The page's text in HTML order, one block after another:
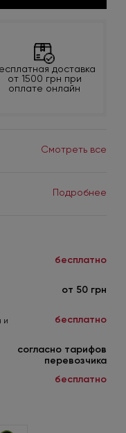
доставка
от 1500 грн при
оплате онлайн
Смотреть все
Подробнее
бесплатно
от 50 грн
и
бесплатно
согласно тарифов
перевозчика
бесплатно